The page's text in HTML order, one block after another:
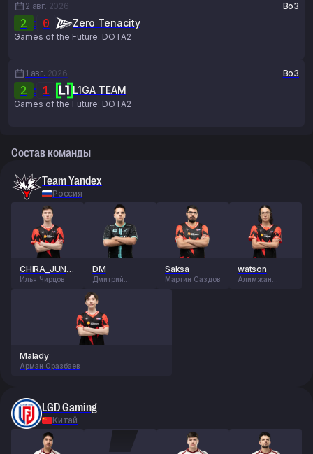
2 авг. 2026 Bo3
2 : 0 Zero Tenacity
Games of the Future: DOTA2
1 авг. 2026 Bo3
2 : 1 L1GA TEAM
Games of the Future: DOTA2
Состав команды
Team Yandex
Россия
CHIRA_JUNIO
R
Илья Чирцов
DM
Дмитрий
Saksa
Мартин Саздов
watson
Алимжан
Malady
Арман Оразбаев
LGD Gaming
Китай